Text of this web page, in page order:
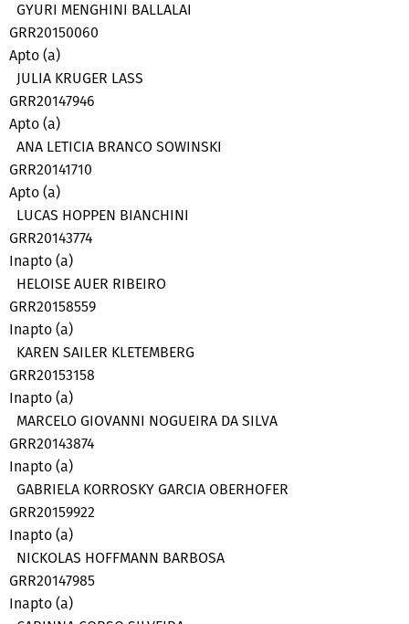
GYURI MENGHINI BALLALAI
GRR20150060
Apto (a)
JULIA KRUGER LASS
GRR20147946
Apto (a)
ANA LETICIA BRANCO SOWINSKI
GRR20141710
Apto (a)
LUCAS HOPPEN BIANCHINI
GRR20143774
Inapto (a)
HELOISE AUER RIBEIRO
GRR20158559
Inapto (a)
KAREN SAILER KLETEMBERG
GRR20153158
Inapto (a)
MARCELO GIOVANNI NOGUEIRA DA SILVA
GRR20143874
Inapto (a)
GABRIELA KORROSKY GARCIA OBERHOFER
GRR20159922
Inapto (a)
NICKOLAS HOFFMANN BARBOSA
GRR20147985
Inapto (a)